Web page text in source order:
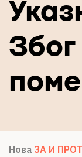
У ЦЕНТРУ
ЕСЕЈИ
ЕЛЕМЕНТИ
Због
Нова ЗА И